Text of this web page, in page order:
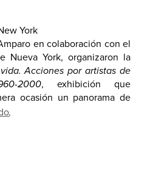
York
en colaboración con el
Nueva York, organizaron la
Acciones por artistas de
2000, exhibición que
ocasión un panorama de
realizados durante